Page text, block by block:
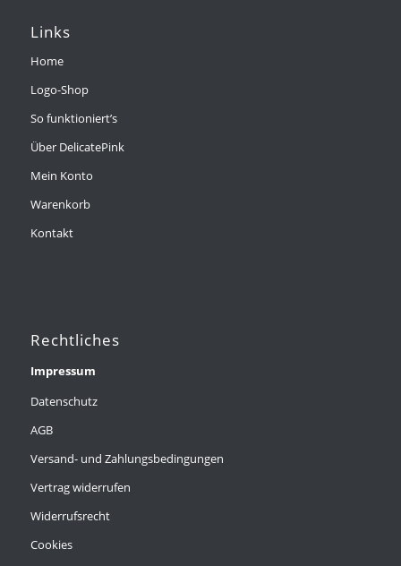
Links
Home
Logo-Shop
So funktioniert’s
Über DelicatePink
Mein Konto
Warenkorb
Kontakt
Rechtliches
Impressum
Datenschutz
AGB
Versand- und Zahlungsbedingungen
Vertrag widerrufen
Widerrufsrecht
Cookies